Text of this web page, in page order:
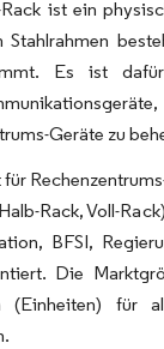
ist ein
Es ist
Geräte zu
Rack, Voll-
BFSI,
Die
(Einheiten) für